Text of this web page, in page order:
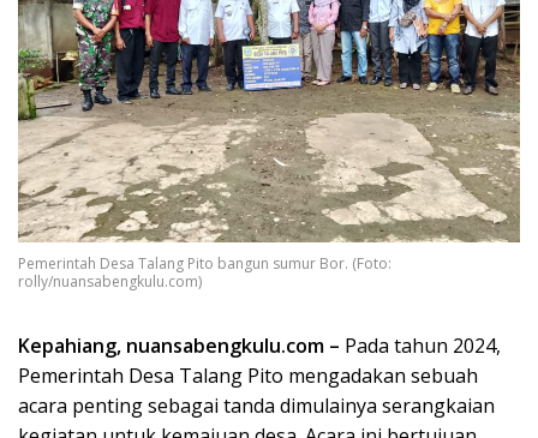
Pemerintah Desa Talang Pito bangun sumur Bor. (Foto:
rolly/nuansabengkulu.com)
Kepahiang, nuansabengkulu.com – Pada tahun 2024,
Pemerintah Desa Talang Pito mengadakan sebuah
acara penting sebagai tanda dimulainya serangkaian